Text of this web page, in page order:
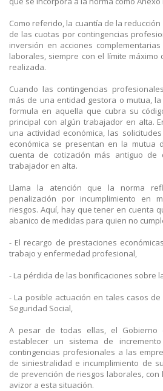
Como referido, la cuantía de la
de las cuotas por contingencias
inversión en acciones
laborales, siempre con el límite
realizada.
Cuando las contingencias
más de una entidad gestora o mutua,
formula en aquella que cubra su
principal con algún trabajador en alta.
una actividad económica, las
económica se presentan en la mutua
cuenta de cotización más antiguo de
trabajador en alta.
Llama la atención que la norma
penalización por incumplimiento en
riesgos. Aquí, hay que tener en cuenta
abanico de medidas para quien no
- El recargo de prestaciones
trabajo y enfermedad profesional,
- La pérdida de las bonificaciones sobre
- La posible actuación en tales casos
Seguridad Social,
A pesar de todas ellas, el Gobierno
establecer un sistema de
contingencias profesionales a las
de siniestralidad e incumplimiento de
de prevención de riesgos laborales,
avizor a esta situación.